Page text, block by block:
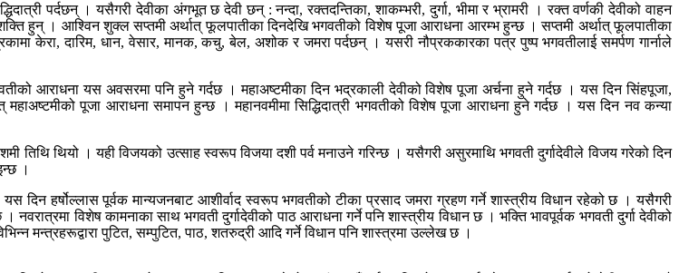
पर्दछन् । यसैगरी देवीका अंगभूत छ देवी छन् : नन्दा, रक्तदन्तिका, शाकम्भरी, दुर्गा, भीमा र भ्रामरी । रक्त वर्णकी देवीको वाहन
नौ शक्ति हुन् । आश्विन शुक्ल सप्तमी अर्थात् फूलपातीका दिनदेखि भगवतीको विशेष पूजा आराधना आरम्भ हुन्छ । सप्तमी अर्थात् फूलपातीका
केरा, दारिम, धान, वेसार, मानक, कचु, बेल, अशोक र जमरा पर्दछन् । यसरी नौप्रककारका पत्र पुष्प भगवतीलाई समर्पण गार्नाले
आराधना यस अवसरमा पनि हुने गर्दछ । महाअष्टमीका दिन भद्रकाली देवीको विशेष पूजा अर्चना हुने गर्दछ । यस दिन सिंहपूजा,
पूजा आराधना समापन हुन्छ । महानवमीमा सिद्धिदात्री भगवतीको विशेष पूजा आराधना हुने गर्दछ । यस दिन नव कन्या
तिथि थियो । यही विजयको उत्साह स्वरूप विजया दशी पर्व मनाउने गरिन्छ । यसैगरी असुरमाथि भगवती दुर्गादेवीले विजय गरेको दिन
।
हर्षोल्लास पूर्वक मान्यजनबाट आशीर्वाद स्वरूप भगवतीको टीका प्रसाद जमरा ग्रहण गर्ने शास्त्रीय विधान रहेको छ । यसैगरी
विशेष कामनाका साथ भगवती दुर्गादेवीको पाठ आराधना गर्ने पनि शास्त्रीय विधान छ । भक्ति भावपूर्वक भगवती दुर्गा देवीको
मन्त्रहरूद्वारा पुटित, सम्पुटित, पाठ, शतरुद्री आदि गर्ने विधान पनि शास्त्रमा उल्लेख छ ।